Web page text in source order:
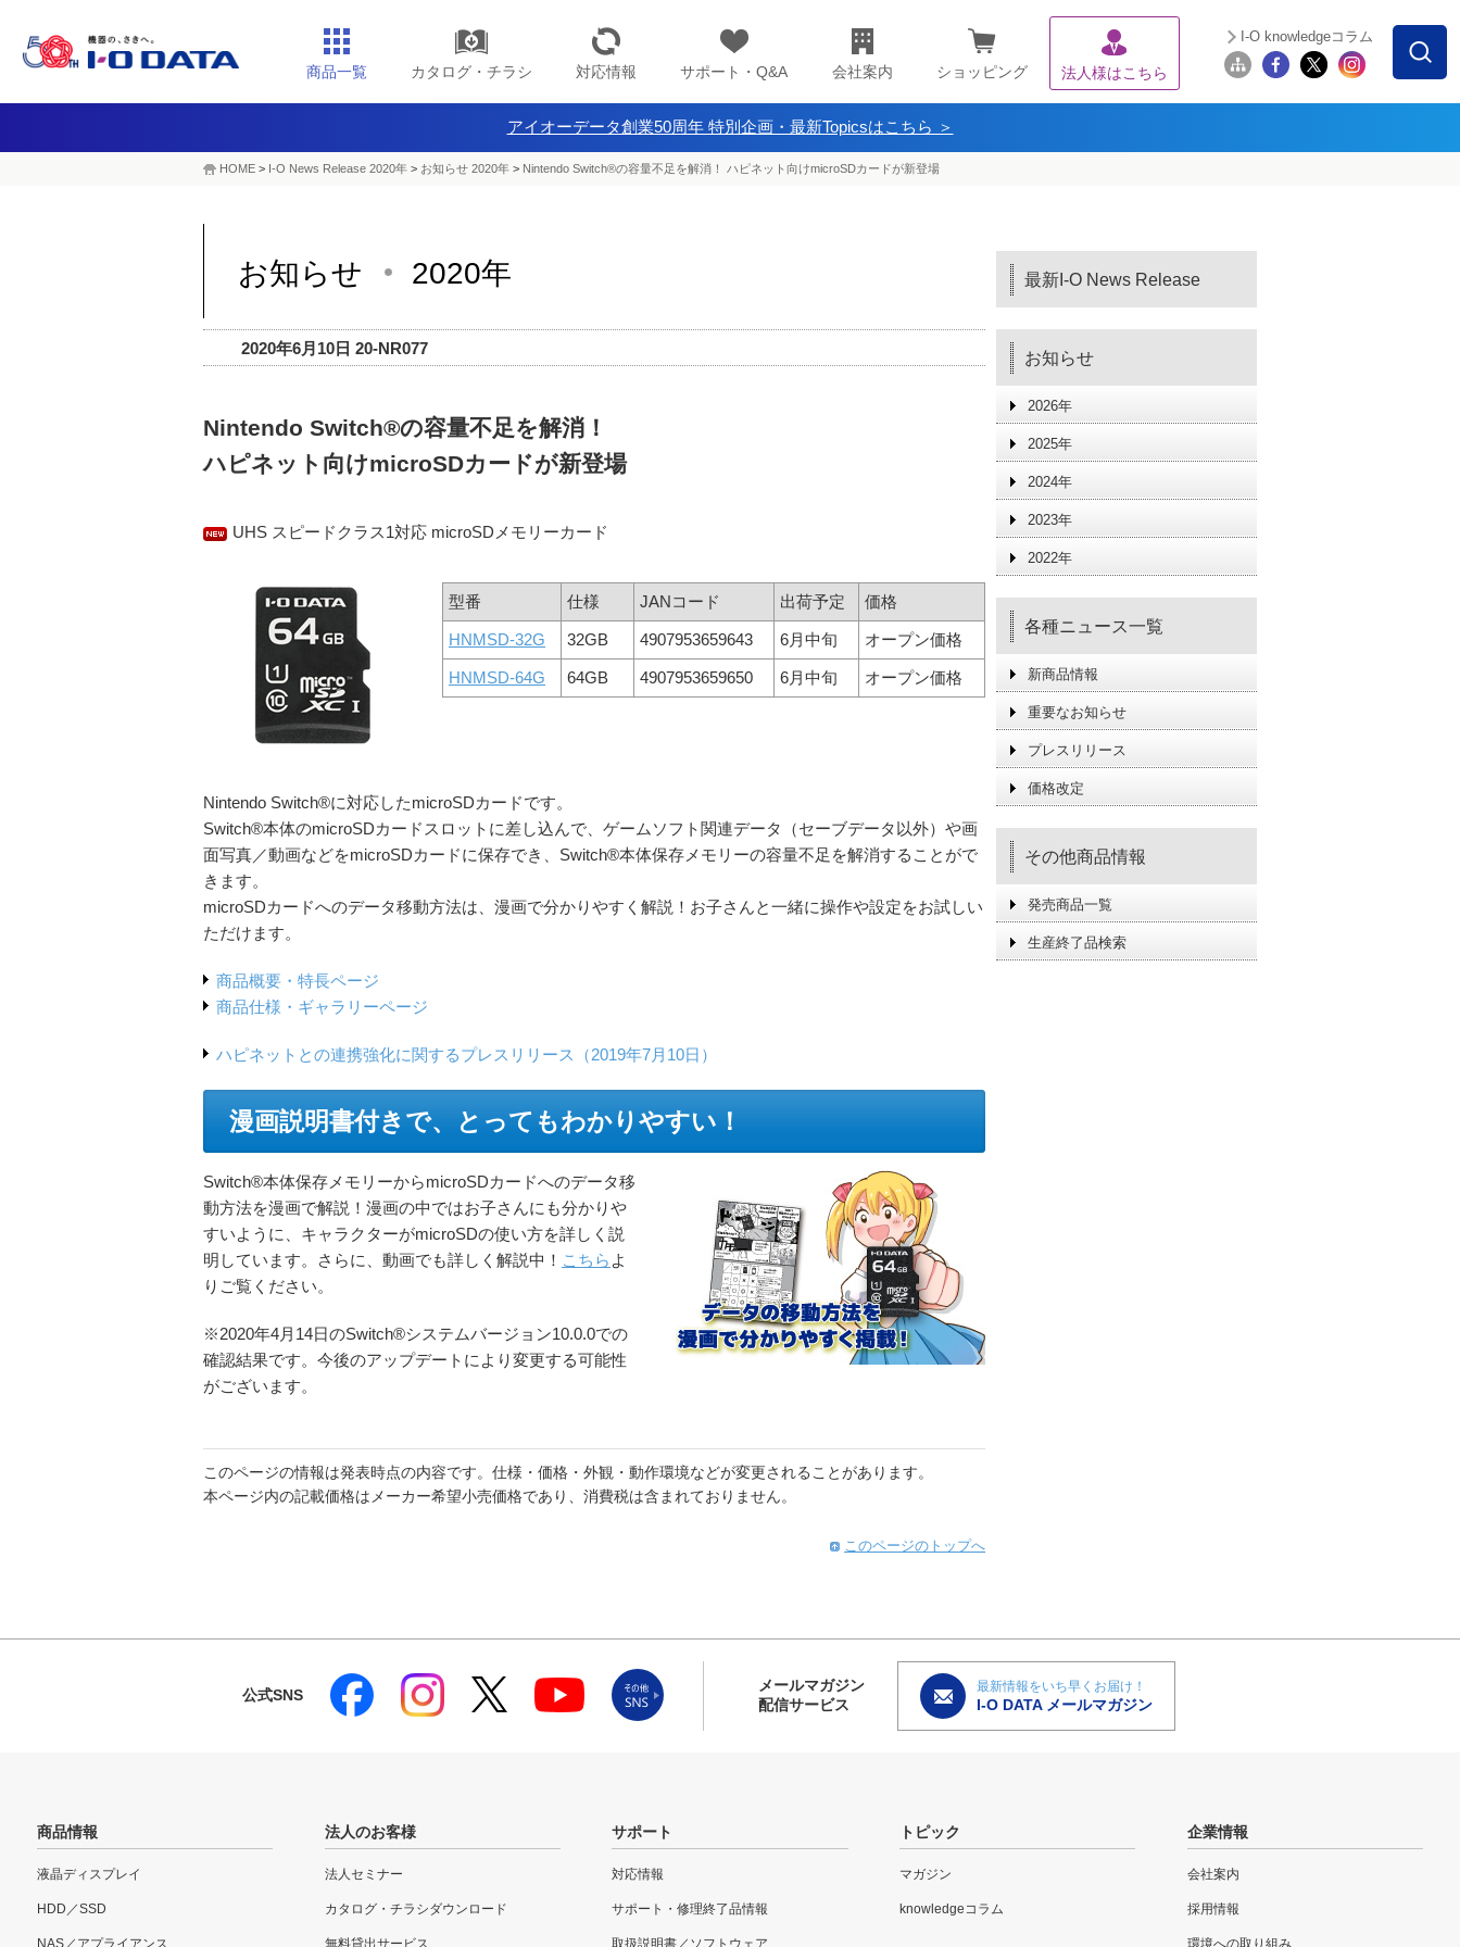
商品一覧 カタログ・チラシ 対応情報 サポート・Q&A 会社案内 ショッピング 法人様はこちら
I-O knowledgeコラム
アイオーデータ創業50周年 特別企画・最新Topicsはこちら ＞
HOME > I-O News Release 2020年 > お知らせ 2020年 > Nintendo Switch®の容量不足を解消！ ハピネット向けmicroSDカードが新登場
お知らせ 2020年
2020年6月10日 20-NR077
Nintendo Switch®の容量不足を解消！
ハピネット向けmicroSDカードが新登場
UHS スピードクラス1対応 microSDメモリーカード
型番 仕様 JANコード 出荷予定 価格
HNMSD-32G 32GB 4907953659643 6月中旬 オープン価格
HNMSD-64G 64GB 4907953659650 6月中旬 オープン価格
Nintendo Switch®に対応したmicroSDカードです。
Switch®本体のmicroSDカードスロットに差し込んで、ゲームソフト関連データ（セーブデータ以外）や画
面写真／動画などをmicroSDカードに保存でき、Switch®本体保存メモリーの容量不足を解消することがで
きます。
microSDカードへのデータ移動方法は、漫画で分かりやすく解説！お子さんと一緒に操作や設定をお試しい
ただけます。
商品概要・特長ページ
商品仕様・ギャラリーページ
ハピネットとの連携強化に関するプレスリリース（2019年7月10日）
漫画説明書付きで、とってもわかりやすい！
Switch®本体保存メモリーからmicroSDカードへのデータ移
動方法を漫画で解説！漫画の中ではお子さんにも分かりや
すいように、キャラクターがmicroSDの使い方を詳しく説
明しています。さらに、動画でも詳しく解説中！ こちら よ
りご覧ください。
※2020年4月14日のSwitch®システムバージョン10.0.0での
確認結果です。今後のアップデートにより変更する可能性
がございます。
このページの情報は発表時点の内容です。仕様・価格・外観・動作環境などが変更されることがあります。
本ページ内の記載価格はメーカー希望小売価格であり、消費税は含まれておりません。
このページのトップへ
最新I-O News Release
お知らせ
2026年
2025年
2024年
2023年
2022年
各種ニュース一覧
新商品情報
重要なお知らせ
プレスリリース
価格改定
その他商品情報
発売商品一覧
生産終了品検索
公式SNS
メールマガジン
配信サービス
最新情報をいち早くお届け！
I-O DATA メールマガジン
商品情報
液晶ディスプレイ
HDD／SSD
NAS／アプライアンス
法人のお客様
法人セミナー
カタログ・チラシダウンロード
無料貸出サービス
サポート
対応情報
サポート・修理終了品情報
取扱説明書／ソフトウェア
トピック
マガジン
knowledgeコラム
企業情報
会社案内
採用情報
環境への取り組み